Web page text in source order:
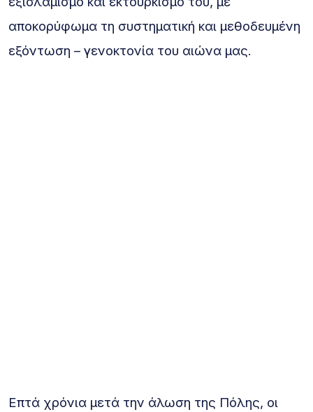
αποκορύφωμα τη συστηματική και μεθοδευμένη
εξόντωση – γενοκτονία του αιώνα μας.
Επτά χρόνια μετά την άλωση της Πόλης, οι